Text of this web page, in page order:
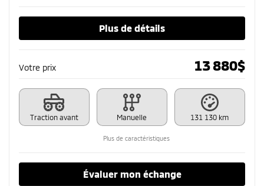
Plus de détails
Votre prix 13 880$
Traction avant Manuelle 131 130 km
Plus de caractéristiques
Évaluer mon échange